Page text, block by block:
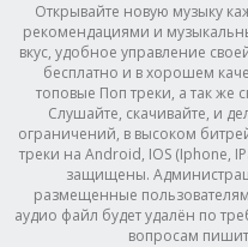
Открывайте новую музыку
рекомендациями и
вкус, удобное управление
бесплатно и в хорошем
топовые Поп треки, а так же
Слушайте, скачивайте, и
ограничений, в высоком
треки на Android, IOS (Iphone,
защищены.
размещенные
аудио файл будет удалён по
вопросам